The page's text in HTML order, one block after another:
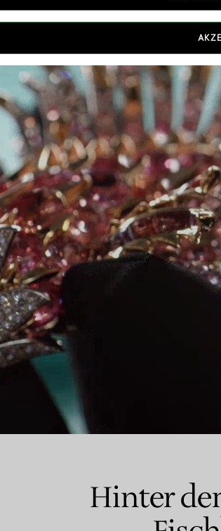
für Herren Partnerringe
Terminmit einem Tiffany-
Hinter